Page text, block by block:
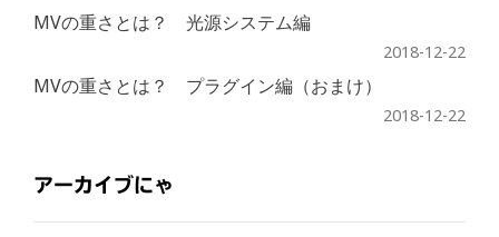
MVの重さとは？ 光源システム編
2018-12-22
MVの重さとは？ プラグイン編（おまけ）
2018-12-22
アーカイブにゃ